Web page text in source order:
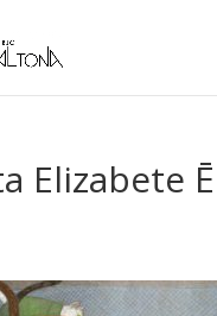
Elizabete